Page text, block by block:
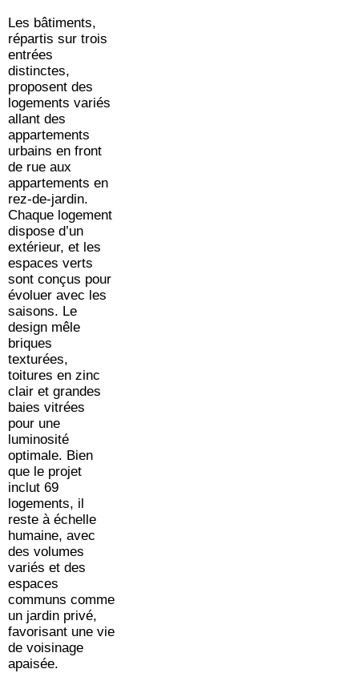
Les bâtiments,
répartis sur trois
entrées
distinctes,
proposent des
logements variés
allant des
appartements
urbains en front
de rue aux
appartements en
rez-de-jardin.
Chaque logement
dispose d’un
extérieur, et les
espaces verts
sont conçus pour
évoluer avec les
saisons. Le
design mêle
briques
texturées,
toitures en zinc
clair et grandes
baies vitrées
pour une
luminosité
optimale. Bien
que le projet
inclut 69
logements, il
reste à échelle
humaine, avec
des volumes
variés et des
espaces
communs comme
un jardin privé,
favorisant une vie
de voisinage
apaisée.